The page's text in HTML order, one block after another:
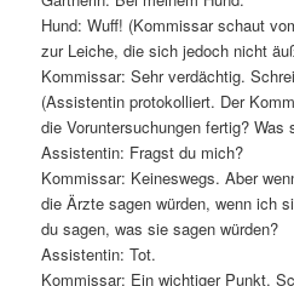
Hund: Wuff! (Kommissar schaut
zur Leiche, die sich jedoch nicht
Kommissar: Sehr verdächtig.
(Assistentin protokolliert. Der
die Voruntersuchungen fertig? Was
Assistentin: Fragst du mich?
Kommissar: Keineswegs. Aber
die Ärzte sagen würden, wenn ich
du sagen, was sie sagen würden?
Assistentin: Tot.
Kommissar: Ein wichtiger Punkt.